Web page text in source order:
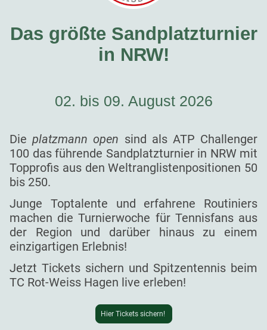
Das größte Sandplatzturnier
in NRW!
02. bis 09. August 2026
Dieplatzmann open sind als ATP Challenger
100 das führende Sandplatzturnier in NRW mit
Topprofis aus den Weltranglistenpositionen 50
bis 250.
Junge Toptalente und erfahrene Routiniers
machen die Turnierwoche für Tennisfans aus
der Region und darüber hinaus zu einem
einzigartigen Erlebnis!
Jetzt Tickets sichern und Spitzentennis beim
TC Rot-Weiss Hagen live erleben!
Hier Tickets sichern!